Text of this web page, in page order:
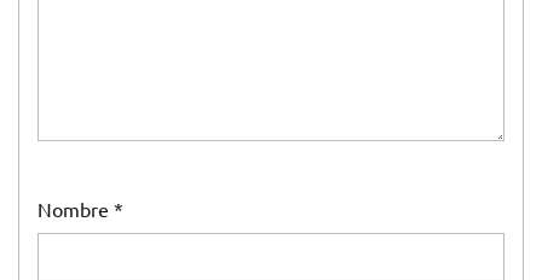
Nombre *